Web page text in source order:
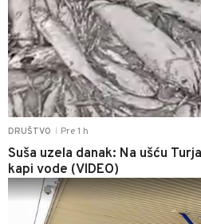
DRUŠTVO Pre 1 h
Suša uzela danak: Na ušću
kapi vode (VIDEO)